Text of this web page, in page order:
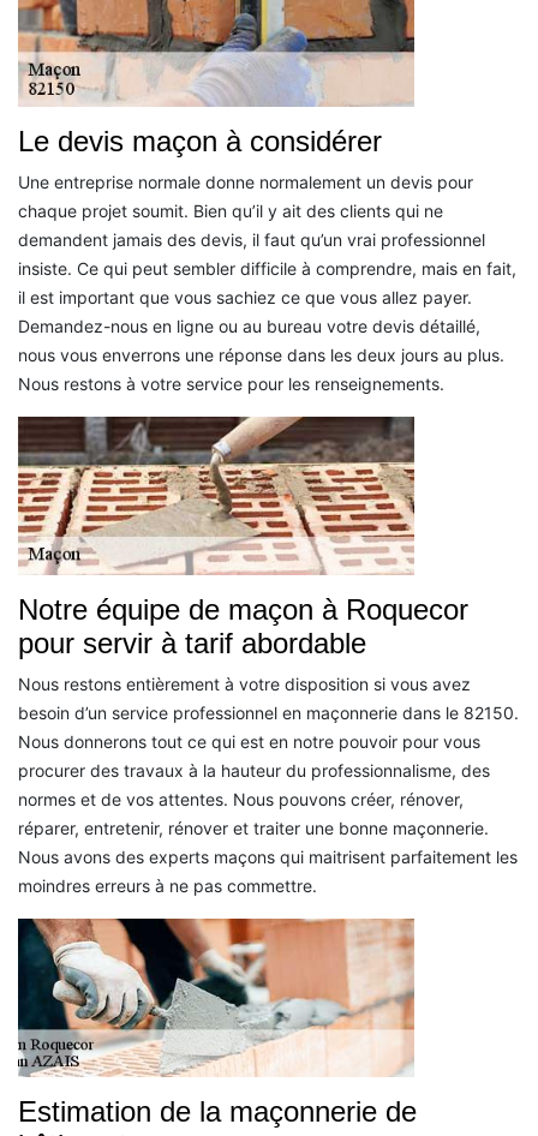
Le devis maçon à considérer
Une entreprise normale donne normalement un devis pour
chaque projet soumit. Bien qu’il y ait des clients qui ne
demandent jamais des devis, il faut qu’un vrai professionnel
insiste. Ce qui peut sembler difficile à comprendre, mais en fait,
il est important que vous sachiez ce que vous allez payer.
Demandez-nous en ligne ou au bureau votre devis détaillé,
nous vous enverrons une réponse dans les deux jours au plus.
Nous restons à votre service pour les renseignements.
Notre équipe de maçon à Roquecor
pour servir à tarif abordable
Nous restons entièrement à votre disposition si vous avez
besoin d’un service professionnel en maçonnerie dans le 82150.
Nous donnerons tout ce qui est en notre pouvoir pour vous
procurer des travaux à la hauteur du professionnalisme, des
normes et de vos attentes. Nous pouvons créer, rénover,
réparer, entretenir, rénover et traiter une bonne maçonnerie.
Nous avons des experts maçons qui maitrisent parfaitement les
moindres erreurs à ne pas commettre.
Estimation de la maçonnerie de